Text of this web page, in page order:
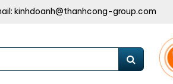
kinhdoanh@thanhcong-group.com